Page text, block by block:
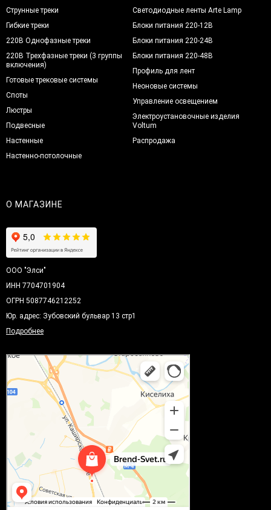
Струнные треки
Гибкие треки
220В Однофазные треки
220В Трехфазные треки (3 группы
включения)
Готовые трековые системы
Споты
Люстры
Подвесные
Настенные
Настенно-потолочные
Светодиодные ленты Arte Lamp
Блоки питания 220-12В
Блоки питания 220-24В
Блоки питания 220-48В
Профиль для лент
Неоновые системы
Управление освещением
Электроустановочные изделия
Voltum
Распродажа
О МАГАЗИНЕ
ООО "Элси"
ИНН 7704701904
ОГРН 5087746212252
Юр. адрес: Зубовский бульвар 13 стр1
Подробнее